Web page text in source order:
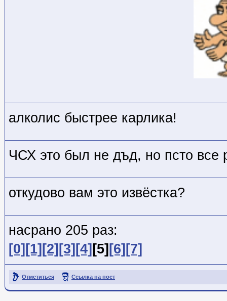
алколис быстрее карлика!
ЧСХ это был не дъд, но псто все
откудово вам это извёстка?
насрано 205 раз:
[0] [1] [2] [3] [4] [5] [6] [7]
Отметиться Ссылка на пост